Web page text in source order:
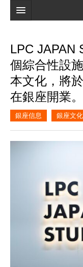
搜索
最新信息
口碑
我的頁面
LPC JAPAN
個綜合性設
本文化，將
在銀座開業。
銀座信息 銀座文化